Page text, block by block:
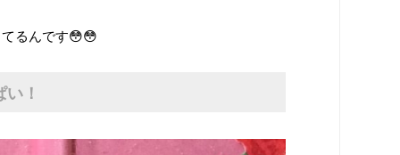
るんです😳😳
！